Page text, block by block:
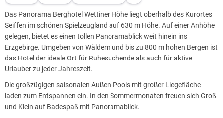
Das Panorama Berghotel Wettiner Höhe liegt oberhalb des Kurortes
Seiffen im schönen Spielzeugland auf 630 m Höhe. Auf einer Anhöhe
gelegen, bietet es einen tollen Panoramablick weit hinein ins
Erzgebirge. Umgeben von Wäldern und bis zu 800 m hohen Bergen ist
das Hotel der ideale Ort für Ruhesuchende als auch für aktive
Urlauber zu jeder Jahreszeit.
Die großzügigen saisonalen Außen-Pools mit großer Liegefläche
laden zum Entspannen ein. In den Sommermonaten freuen sich Groß
und Klein auf Badespaß mit Panoramablick.